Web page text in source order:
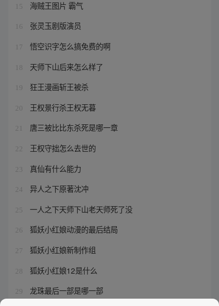
15 海贼王图片 霸气
16 张灵玉剧版演员
17 悟空识字怎么搞免费的啊
18 天师下山后来怎么样了
19 狂王漫画斩王被杀
20 王权景行杀王权无暮
21 唐三被比比东杀死是哪一章
22 王权守拙怎么去世的
23 真仙有什么能力
24 异人之下原著沈冲
25 一人之下天师下山老天师死了没
26 狐妖小红娘动漫的最后结局
27 狐妖小红娘新制作组
28 狐妖小红娘12是什么
29
龙珠最后一部是哪一部